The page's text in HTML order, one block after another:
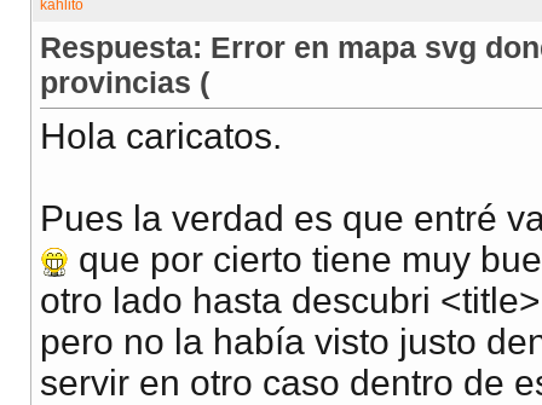
Respuesta: Error en mapa svg
provincias (
Hola caricatos.
Pues la verdad es que entré
que por cierto tiene muy
otro lado hasta descubri
pero no la había visto justo
servir en otro caso dentro de